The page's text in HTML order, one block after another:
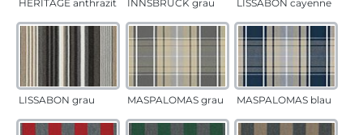
HERITAGE anthrazit INNSBRUCK grau LISSABON cayenne
LISSABON grau MASPALOMAS grau MASPALOMAS blau